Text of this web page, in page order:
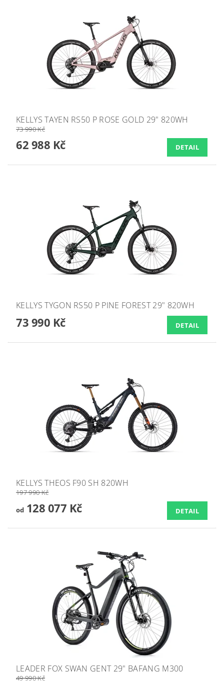
KELLYS TAYEN RS50 P ROSE GOLD 29" 820WH
73 990 Kč
62 988 Kč DETAIL
KELLYS TYGON RS50 P PINE FOREST 29" 820WH
73 990 Kč DETAIL
KELLYS THEOS F90 SH 820WH
197 990 Kč
od128 077 Kč DETAIL
LEADER FOX SWAN GENT 29" BAFANG M300
49 990 Kč